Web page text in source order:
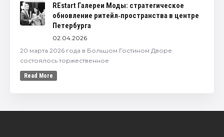
REstart Галереи Моды: стратегическое
обновление ритейл‑пространства в центре
Петербурга
02.04.2026
20 марта 2026 года в Большом Гостином Дворе
состоялось торжественное
Read More